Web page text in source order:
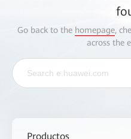
Go back to the homepage,
across the
Productos